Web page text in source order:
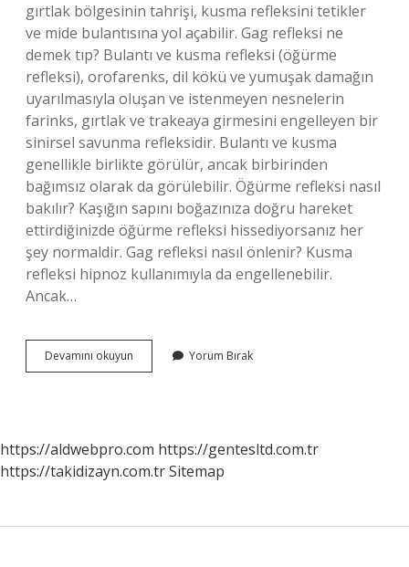
gırtlak bölgesinin tahrişi, kusma refleksini tetikler
ve mide bulantısına yol açabilir. Gag refleksi ne
demek tıp? Bulantı ve kusma refleksi (öğürme
refleksi), orofarenks, dil kökü ve yumuşak damağın
uyarılmasıyla oluşan ve istenmeyen nesnelerin
farinks, gırtlak ve trakeaya girmesini engelleyen bir
sinirsel savunma refleksidir. Bulantı ve kusma
genellikle birlikte görülür, ancak birbirinden
bağımsız olarak da görülebilir. Öğürme refleksi nasıl
bakılır? Kaşığın sapını boğazınıza doğru hareket
ettirdiğinizde öğürme refleksi hissediyorsanız her
şey normaldir. Gag refleksi nasıl önlenir? Kusma
refleksi hipnoz kullanımıyla da engellenebilir.
Ancak…
Devamını okuyun Öğürme
Refleksi
Yorum Bırak
https://aldwebpro.com https://gentesltd.com.tr
https://takidizayn.com.trSitemap